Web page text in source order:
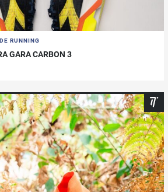
RUNNING
GARA CARBON 3